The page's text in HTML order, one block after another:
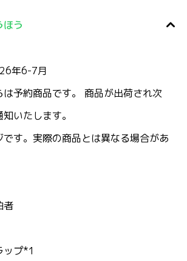
ほう
年6-7月
予約商品です。 商品が出荷され次
いたします。
す。実際の商品とは異なる場合があ
者
ップ*1